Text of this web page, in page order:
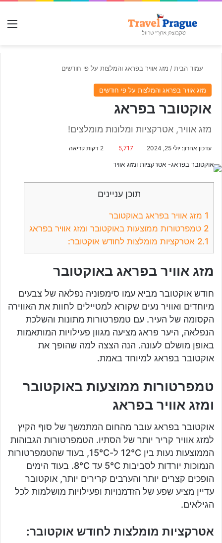
חפש עבור
עמוד הבית/ מזג אוויר בפראג והמלצות על פי חודשים
מזג אוויר בפראג והמלצות על פי חודשים
אוקטובר בפראג
מזג אוויר, אטרקציות ומלונות מומלצים!
עדכון אחרון: יולי 25, 2024 5,717
תוכן עניינים
1 מזג אוויר בפראג באוקטובר
2 טמפרטורות ממוצעות באוקטובר ומזג אוויר בפראג
2.1 אטרקציות מומלצות לחודש אוקטובר:
מזג אוויר בפראג באוקטובר
חודש אוקטובר מביא עמו סימפוניה נפלאה של צבעים
מיוחדים ואוויר נעים שקורא למטיילים לחוות את האווירה
הקסומה של העיר. עם טמפרטורות מתונות והשלכת
הנפלאה, היער פראג מציעה מגוון פעילויות המותאמות
באופן מושלם לעונה. הנה הצצה למה שהופך את
אוקטובר בפראג למיוחד באמת.
טמפרטורות ממוצעות באוקטובר
ומזג אוויר בפראג
אוקטובר בפראג עובר מהחום המתמשך של סוף הקיץ
למזג אוויר קריר יותר של הסתיו. הטמפרטורות הגבוהות
הממוצעות נעות בין 12°C ל-15°C, בעוד שהטמפרטורות
הנמוכות יורדות לסביבות 5°C עד 8°C. בעוד הימים
הופכים קצרים יותר והערבים קרירים יותר, אוקטובר
עדיין מציע שפע של הזדמנויות ופעילויות מושלמות לכל
הגילאים.
אטרקציות מומלצות לחודש אוקטובר: